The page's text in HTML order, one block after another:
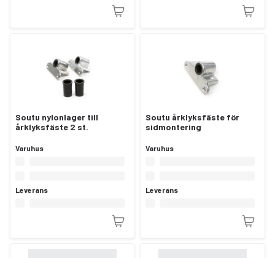
Soutu nylonlager till
årklyksfäste 2 st.
Varuhus
Leverans
Soutu årklyksfäste för
sidmontering
Varuhus
Leverans